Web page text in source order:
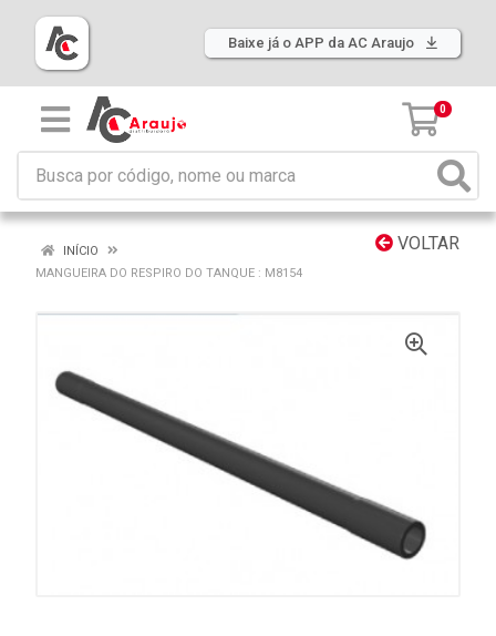
Baixe já o APP da AC Araujo
0
VOLTAR
INÍCIO
MANGUEIRA DO RESPIRO DO TANQUE : M8154